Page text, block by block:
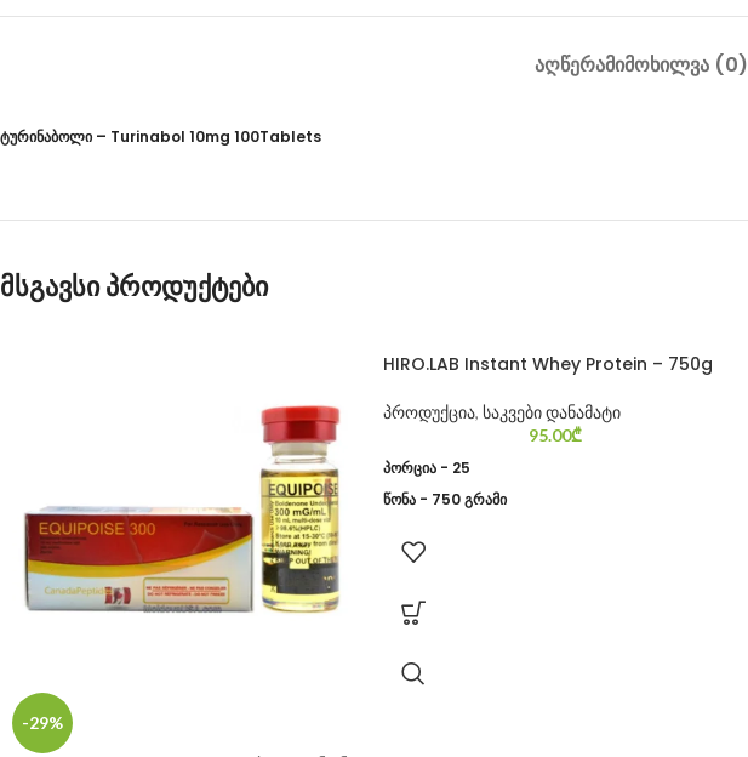
ᲐᲦᲬᲔᲠᲐᲛᲘᲛᲝᲮᲘᲚᲕᲐ (0)
ტურინაბოლი – Turinabol 10mg 100Tablets
მსგავსი პროდუქტები
-29%
HIRO.LAB Instant Whey Protein – 750g
პროდუქცია, საკვები დანამატი
95.00₾
პორცია - 25
წონა - 750 გრამი